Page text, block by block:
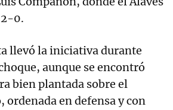
2-0.
llevó la iniciativa durante
aunque se encontró
bien plantada sobre el
ordenada en defensa y con